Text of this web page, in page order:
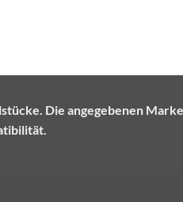
Die angegebenen